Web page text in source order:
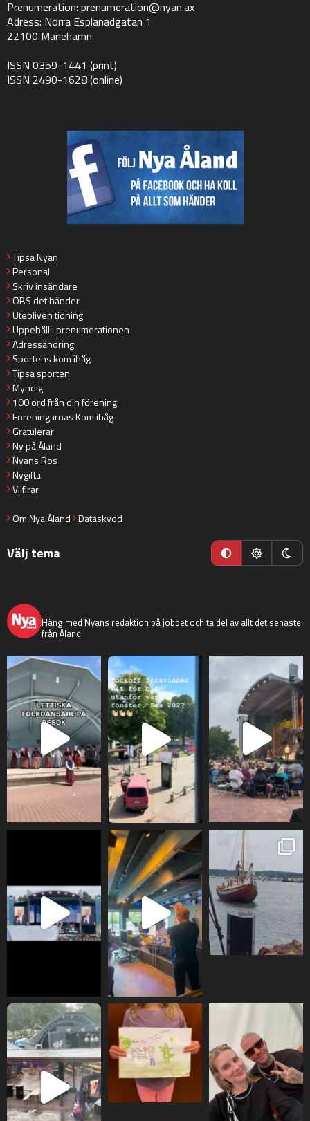
Prenumeration: prenumeration@nyan.ax
Adress: Norra Esplanadgatan 1
22100 Mariehamn
ISSN 0359-1441 (print)
ISSN 2490-1628 (online)
Tipsa Nyan
Personal
Skriv insändare
OBS det händer
Utebliven tidning
Uppehåll i prenumerationen
Adressändring
Sportens kom ihåg
Tipsa sporten
Myndig
100 ord från din förening
Föreningarnas Kom ihåg
Gratulerar
Ny på Åland
Nyans Ros
Nygifta
Vi firar
Om Nya Åland Dataskydd
Välj tema
Häng med Nyans redaktion på jobbet och ta del av allt det senaste
från Åland!